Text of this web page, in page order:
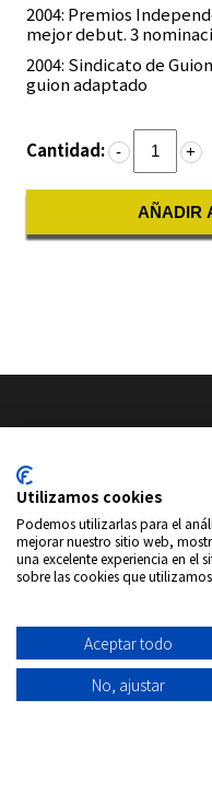
2004: Premios
mejor debut. 3
2004: Sindicato de
guion adaptado
Cantidad: - +
AÑADIR
Copyrigth © 2026
Todos los
privacidad
envío
Utilizamos cookies
Podemos utilizarlas para el
mejorar nuestro sitio web,
una excelente experiencia en el
sobre las cookies que
Aceptar todo
No, ajustar